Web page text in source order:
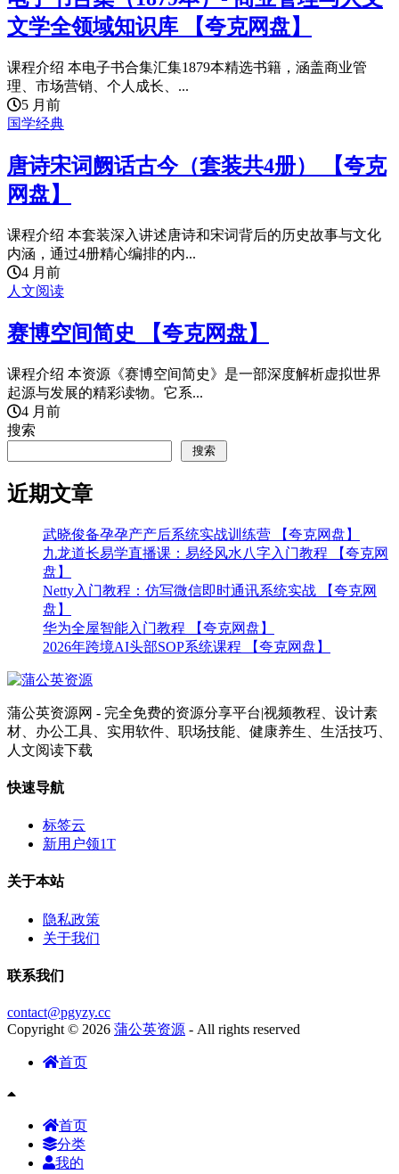
文学全领域知识库 【夸克网盘】
课程介绍 本电子书合集汇集1879本精选书籍，涵盖商业管
理、市场营销、个人成长、...
5 月前
国学经典
唐诗宋词阙话古今（套装共4册） 【夸克
网盘】
课程介绍 本套装深入讲述唐诗和宋词背后的历史故事与文化
内涵，通过4册精心编排的内...
4 月前
人文阅读
赛博空间简史 【夸克网盘】
课程介绍 本资源《赛博空间简史》是一部深度解析虚拟世界
起源与发展的精彩读物。它系...
4 月前
搜索
搜索
近期文章
武晓俊备孕孕产产后系统实战训练营 【夸克网盘】
九龙道长易学直播课：易经风水八字入门教程 【夸克网
盘】
Netty入门教程：仿写微信即时通讯系统实战 【夸克网
盘】
华为全屋智能入门教程 【夸克网盘】
2026年跨境AI头部SOP系统课程 【夸克网盘】
蒲公英资源网 - 完全免费的资源分享平台|视频教程、设计素
材、办公工具、实用软件、职场技能、健康养生、生活技巧、
人文阅读下载
快速导航
标签云
新用户领1T
关于本站
隐私政策
关于我们
联系我们
contact@pgyzy.cc
Copyright © 2026 蒲公英资源 - All rights reserved
首页
首页
分类
我的